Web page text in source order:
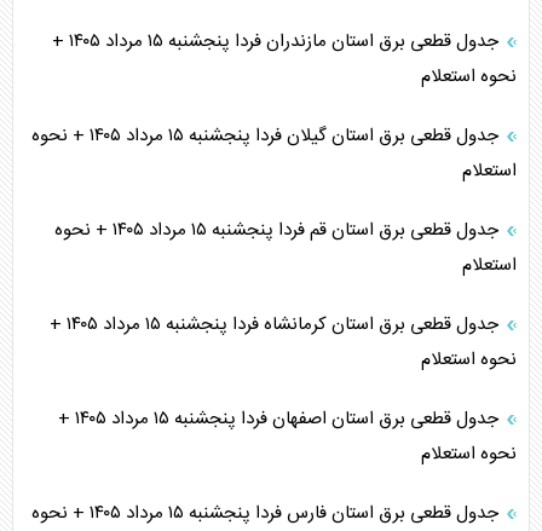
جدول قطعی برق استان مازندران فردا پنجشنبه ۱۵ مرداد ۱۴۰۵ +
نحوه استعلام
جدول قطعی برق استان گیلان فردا پنجشنبه ۱۵ مرداد ۱۴۰۵ + نحوه
استعلام
جدول قطعی برق استان قم فردا پنجشنبه ۱۵ مرداد ۱۴۰۵ + نحوه
استعلام
جدول قطعی برق استان کرمانشاه فردا پنجشنبه ۱۵ مرداد ۱۴۰۵ +
نحوه استعلام
جدول قطعی برق استان اصفهان فردا پنجشنبه ۱۵ مرداد ۱۴۰۵ +
نحوه استعلام
جدول قطعی برق استان فارس فردا پنجشنبه ۱۵ مرداد ۱۴۰۵ + نحوه